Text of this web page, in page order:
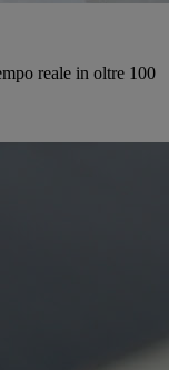
reale in oltre 100